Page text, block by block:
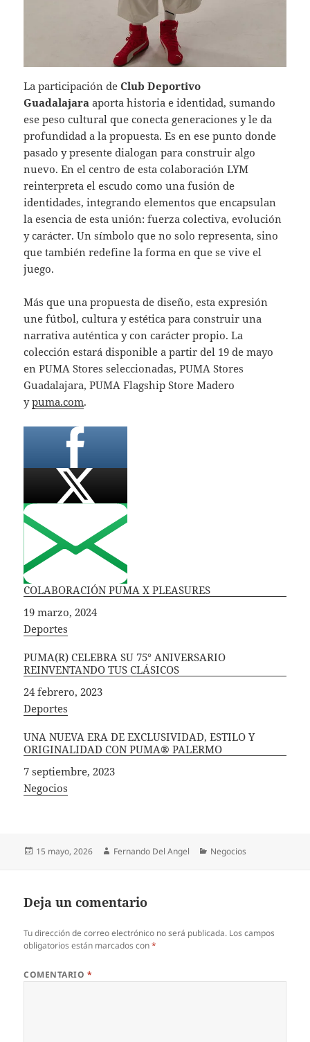
La participación deClub Deportivo
Guadalajaraaporta historia e identidad, sumando
ese peso cultural que conecta generaciones y le da
profundidad a la propuesta. Es en ese punto donde
pasado y presente dialogan para construir algo
nuevo. En el centro de esta colaboración LYM
reinterpreta el escudo como una fusión de
identidades, integrando elementos que encapsulan
la esencia de esta unión: fuerza colectiva, evolución
y carácter. Un símbolo que no solo representa, sino
que también redefine la forma en que se vive el
juego.
Más que una propuesta de diseño, esta expresión
une fútbol, cultura y estética para construir una
narrativa auténtica y con carácter propio. La
colección estará disponible a partir del 19 de mayo
en PUMA Stores seleccionadas, PUMA Stores
Guadalajara, PUMA Flagship Store Madero
ypuma.com.
COLABORACIÓN PUMA X PLEASURES
Fecha
19 marzo, 2024
In relation to
Deportes
PUMA(R) CELEBRA SU 75° ANIVERSARIO
REINVENTANDO TUS CLÁSICOS
Fecha
24 febrero, 2023
In relation to
Deportes
UNA NUEVA ERA DE EXCLUSIVIDAD, ESTILO Y
ORIGINALIDAD CON PUMA® PALERMO
Fecha
7 septiembre, 2023
In relation to
Negocios
Publicado
15 mayo, 2026 Autor
Fernando Del Angel Categorías
Negocios
Deja un comentario
Tu dirección de correo electrónico no será publicada. Los campos
obligatorios están marcados con*
COMENTARIO *